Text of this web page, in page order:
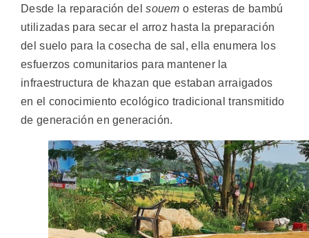
Desde la reparación delsouem o esteras de bambú
utilizadas para secar el arroz hasta la preparación
del suelo para la cosecha de sal, ella enumera los
esfuerzos comunitarios para mantener la
infraestructura de khazan que estaban arraigados
en el conocimiento ecológico tradicional transmitido
de generación en generación.